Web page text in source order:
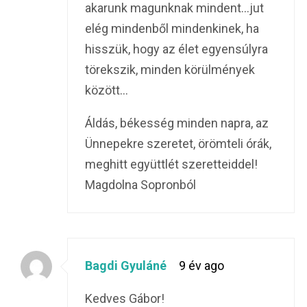
akarunk magunknak mindent…jut
elég mindenből mindenkinek, ha
hisszük, hogy az élet egyensúlyra
törekszik, minden körülmények
között…
Áldás, békesség minden napra, az
Ünnepekre szeretet, örömteli órák,
meghitt együttlét szeretteiddel!
Magdolna Sopronból
Bagdi Gyuláné 9 év ago
Kedves Gábor!